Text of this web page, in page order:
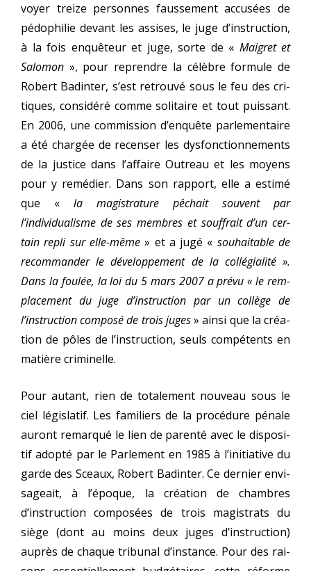
voyer treize per­sonnes faus­se­ment accu­sées de
pédo­phi­lie devant les assises, le juge d’instruction,
à la fois enquê­teur et juge, sorte de « Maigret et
Salomon », pour reprendre la célèbre for­mule de
Robert Badinter, s’est retrou­vé sous le feu des cri­
tiques, consi­dé­ré comme soli­taire et tout puis­sant.
En 2006, une com­mis­sion d’enquête par­le­men­taire
a été char­gée de recen­ser les dys­fonc­tion­ne­ments
de la jus­tice dans l’affaire Outreau et les moyens
pour y remé­dier. Dans son rap­port, elle a esti­mé
que « la magis­tra­ture pêchait sou­vent par
l’individualisme de ses membres et souf­frait d’un cer­
tain repli sur elle-même» et a jugé « sou­hai­table de
recom­man­der le déve­lop­pe­ment de la col­lé­gia­li­té ».
Dans la fou­lée, la loi du 5 mars 2007 a pré­vu« le rem­
pla­ce­ment du juge d’instruction par un col­lège de
l’instruction com­po­sé de trois juges» ain­si que la créa­
tion de pôles de l’instruction, seuls com­pé­tents en
matière criminelle.
Pour autant, rien de tota­le­ment nou­veau sous le
ciel légis­la­tif. Les fami­liers de la pro­cé­dure pénale
auront remar­qué le lien de paren­té avec le dis­po­si­
tif adop­té par le Parlement en 1985 à l’initiative du
garde des Sceaux, Robert Badinter. Ce der­nier envi­
sa­geait, à l’époque, la créa­tion de chambres
d’instruction com­po­sées de trois magis­trats du
siège (dont au moins deux juges d’instruction)
auprès de chaque tri­bu­nal d’instance. Pour des rai­